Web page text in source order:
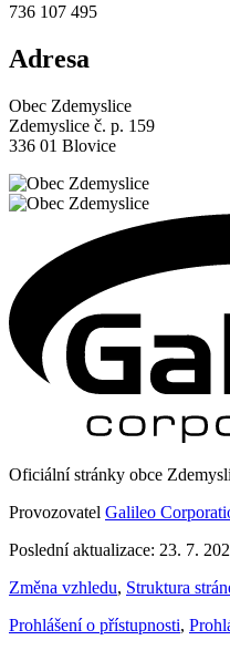
736 107 495
Adresa
Obec Zdemyslice
Zdemyslice č. p. 159
336 01 Blovice
Oficiální stránky obce
Provozovatel Galileo
Poslední aktualizace: 23. 7.
Změna vzhledu, Struktura
Prohlášení o přístupnosti,